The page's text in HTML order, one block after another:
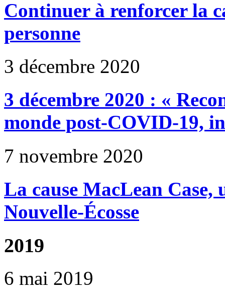
Continuer à renforcer la
personne
3 décembre 2020
3 décembre 2020 : «
monde post-COVID-19,
7 novembre 2020
La cause MacLean Case,
Nouvelle-Écosse
2019
6 mai 2019